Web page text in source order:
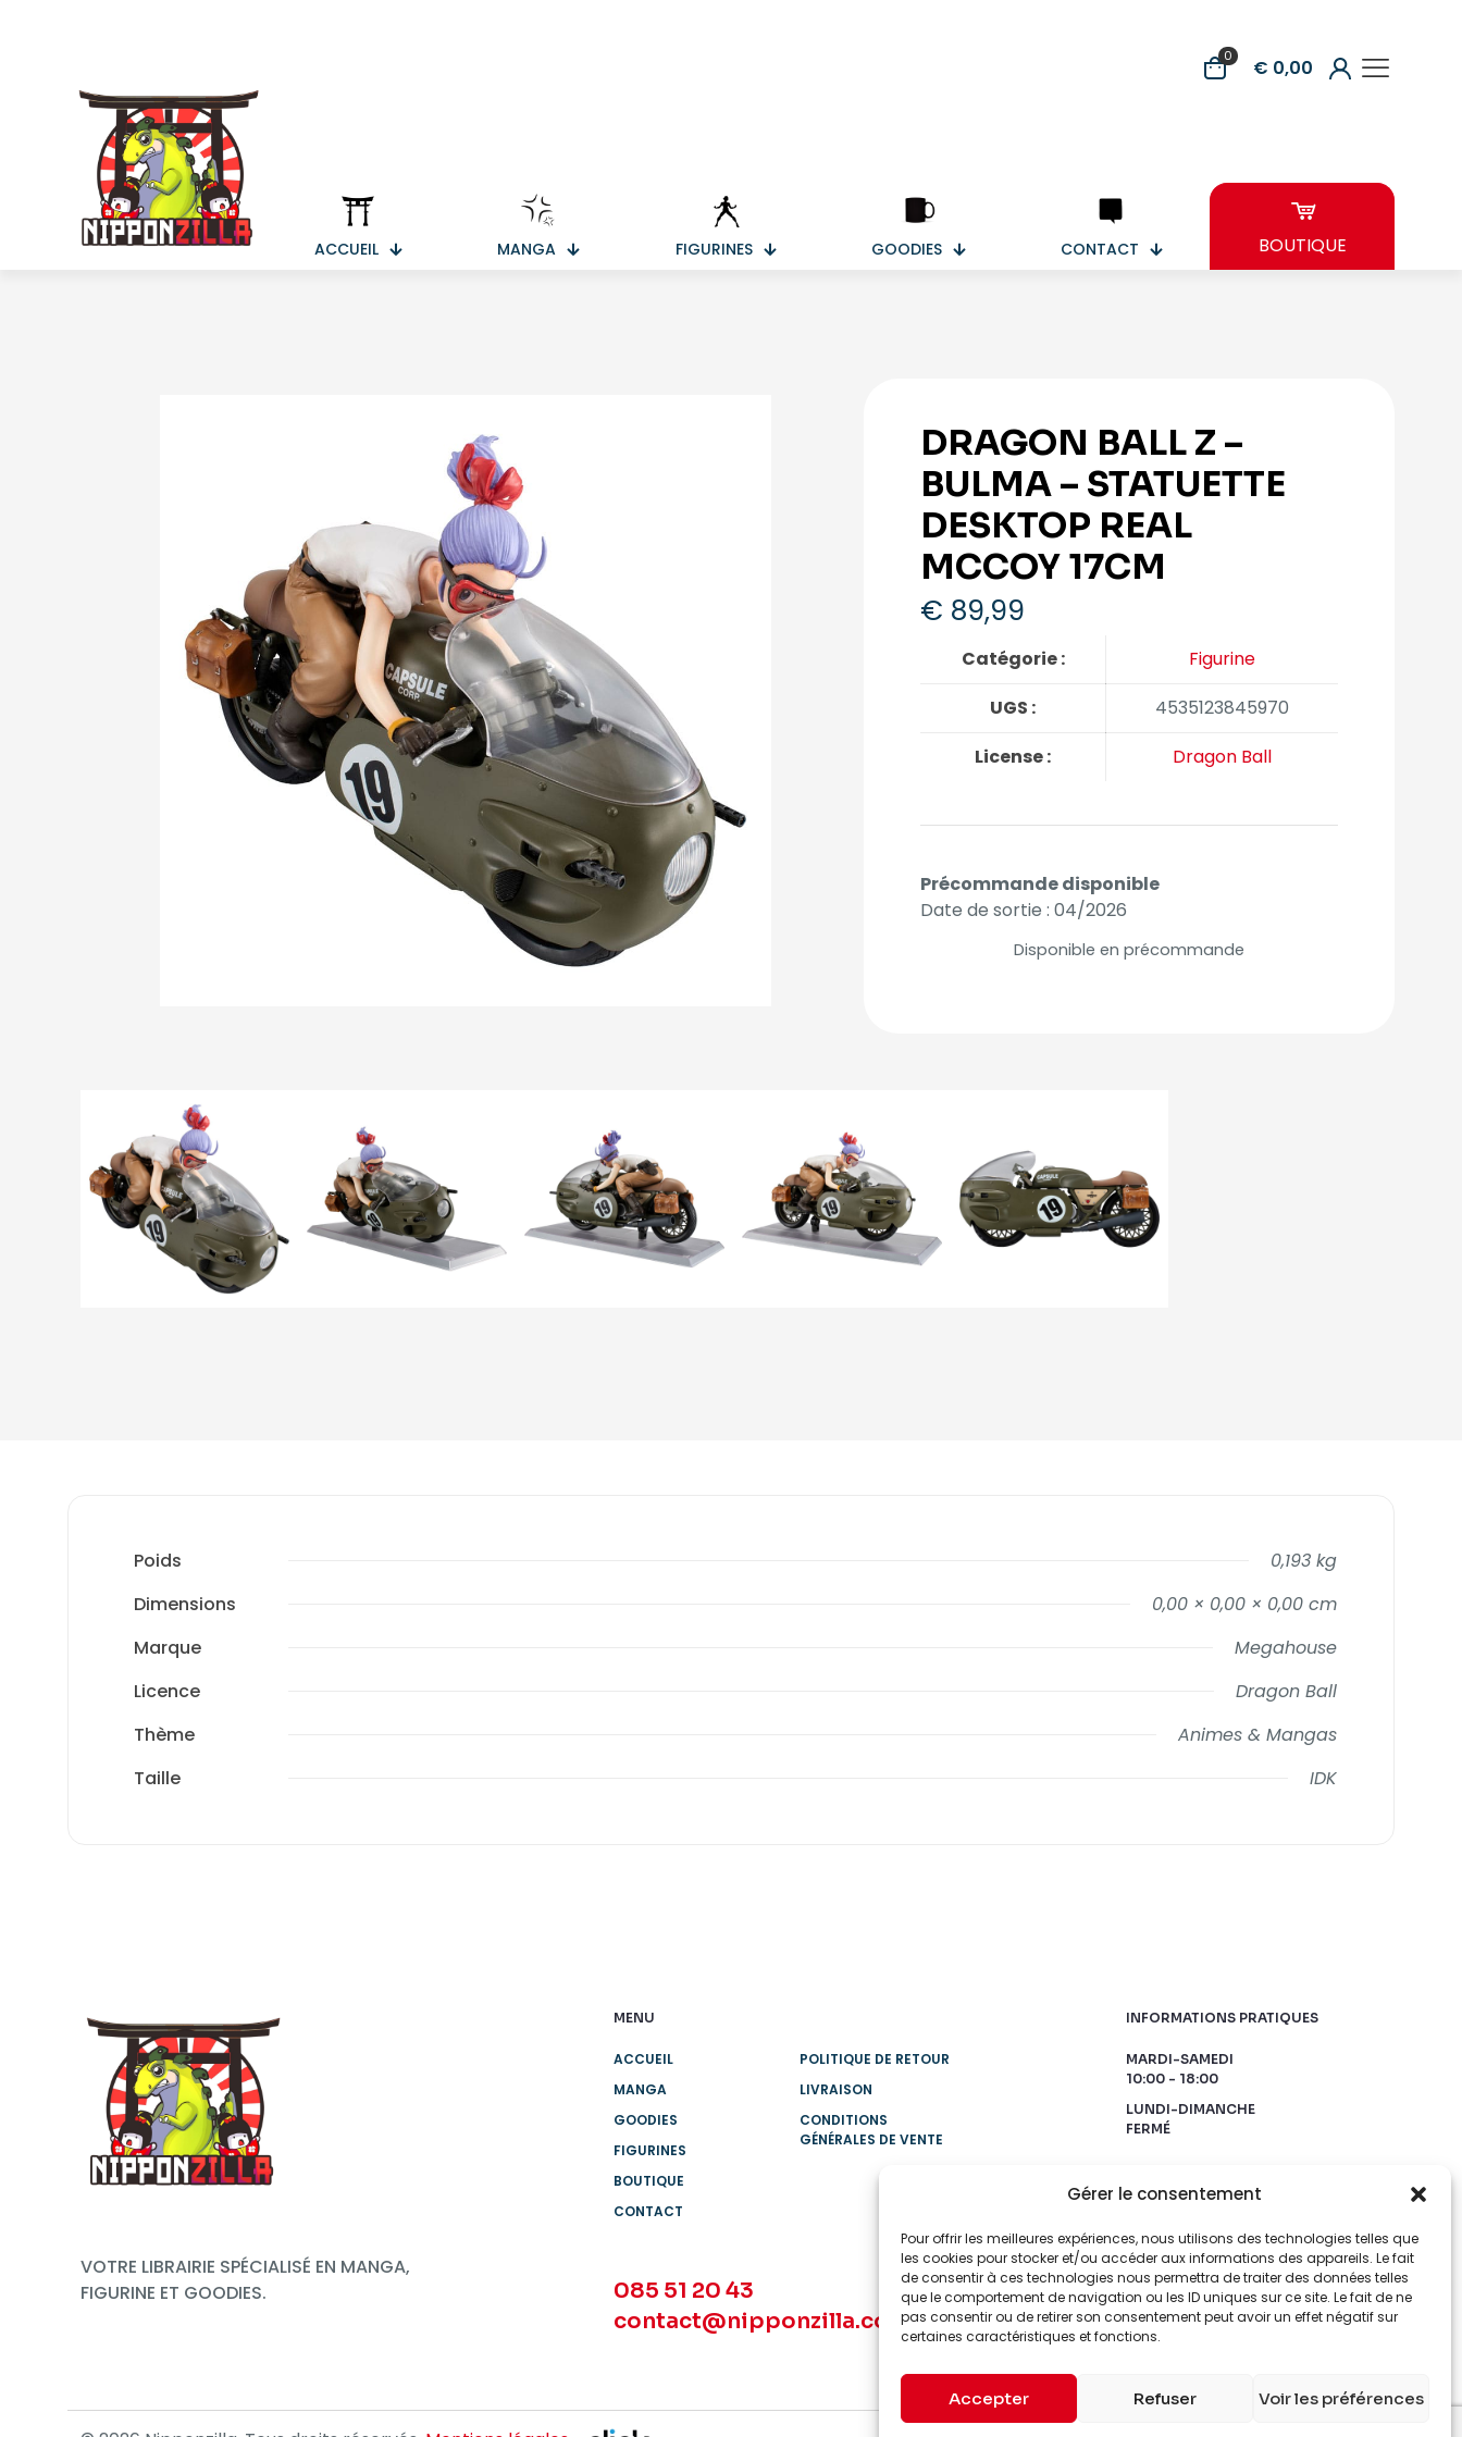
Gérer le consentement
Pour offrir les meilleures expériences, nous utilisons des technologies telles que
les cookies pour stocker et/ou accéder aux informations des appareils. Le fait
de consentir à ces technologies nous permettra de traiter des données telles
que le comportement de navigation ou les ID uniques sur ce site. Le fait de ne
pas consentir ou de retirer son consentement peut avoir un effet négatif sur
certaines caractéristiques et fonctions.
Accepter Refuser Voir les préférences
0 € 0,00
ACCUEIL MANGA FIGURINES GOODIES CONTACT BOUTIQUE
DRAGON BALL Z –
BULMA – STATUETTE
DESKTOP REAL
MCCOY 17CM
€ 89,99
Catégorie :
Figurine
UGS :
4535123845970
License :
Dragon Ball
Précommande disponible
Date de sortie : 04/2026
Disponible en précommande
Poids
0,193 kg
Dimensions
0,00 × 0,00 × 0,00 cm
Marque
Megahouse
Licence
Dragon Ball
Thème
Animes & Mangas
Taille
IDK
VOTRE LIBRAIRIE SPÉCIALISÉ EN MANGA,
FIGURINE ET GOODIES.
MENU
ACCUEIL
MANGA
GOODIES
FIGURINES
BOUTIQUE
CONTACT
POLITIQUE DE RETOUR
LIVRAISON
CONDITIONS
GÉNÉRALES DE VENTE
085 51 20 43
contact@nipponzilla.com
INFORMATIONS PRATIQUES
MARDI-SAMEDI
10:00 - 18:00
LUNDI-DIMANCHE
FERMÉ